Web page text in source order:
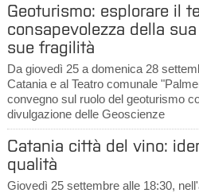
Geoturismo: esplorare il
consapevolezza della
sue fragilità
Da giovedì 25 a domenica 28
Catania e al Teatro comunale
convegno sul ruolo del geoturismo
divulgazione delle Geoscienze
Catania città del vino:
qualità
Giovedì 25 settembre alle 18:30,